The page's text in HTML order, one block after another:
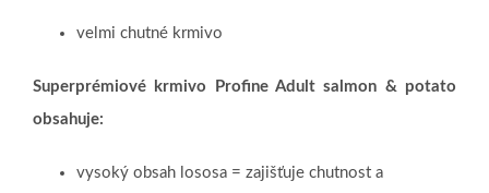
velmi chutné krmivo
Superprémiové krmivo Profine Adult salmon & potato
obsahuje:
vysoký obsah lososa = zajišťuje chutnost a